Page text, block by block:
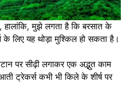
मुझे लगता है कि बरसात के
के लिए यह थोड़ा मुश्किल हो सकता है।
पर सीढ़ी लगाकर एक अद्भुत काम
ट्रेकर्स कभी भी किले के शीर्ष पर